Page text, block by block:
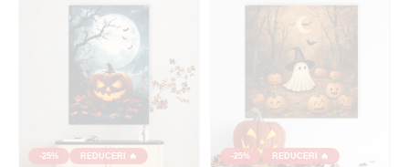
-25% REDUCERI 🔥 -25% REDUCERI 🔥